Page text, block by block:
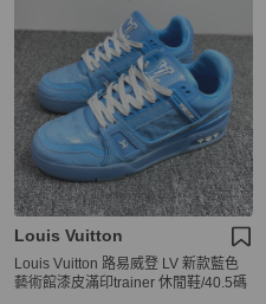
Louis Vuitton
Louis Vuitton 路易威登 LV 新款藍色
藝術館漆皮滿印trainer 休閒鞋/40.5碼